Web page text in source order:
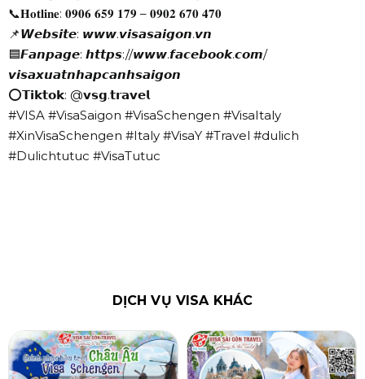
📞𝐇𝐨𝐭𝐥𝐢𝐧𝐞: 𝟎𝟗𝟎𝟔 𝟔𝟓𝟗 𝟏𝟕𝟗 – 𝟎𝟗𝟎𝟐 𝟔𝟕𝟎 𝟒𝟕𝟎
📌𝙒𝙚𝙗𝙨𝙞𝙩𝙚: 𝙬𝙬𝙬.𝙫𝙞𝙨𝙖𝙨𝙖𝙞𝙜𝙤𝙣.𝙫𝙣
🟦𝙁𝙖𝙣𝙥𝙖𝙜𝙚: 𝙝𝙩𝙩𝙥𝙨://𝙬𝙬𝙬.𝙛𝙖𝙘𝙚𝙗𝙤𝙤𝙠.𝙘𝙤𝙢/
𝙫𝙞𝙨𝙖𝙭𝙪𝙖𝙩𝙣𝙝𝙖𝙥𝙘𝙖𝙣𝙝𝙨𝙖𝙞𝙜𝙤𝙣
⭕𝗧𝗶𝗸𝘁𝗼𝗸: @𝘃𝘀𝗴.𝘁𝗿𝗮𝘃𝗲𝗹
#VISA #VisaSaigon #VisaSchengen #VisaItaly
#XinVisaSchengen #Italy #VisaY #Travel #dulich
#Dulichtutuc #VisaTutuc
DỊCH VỤ VISA KHÁC